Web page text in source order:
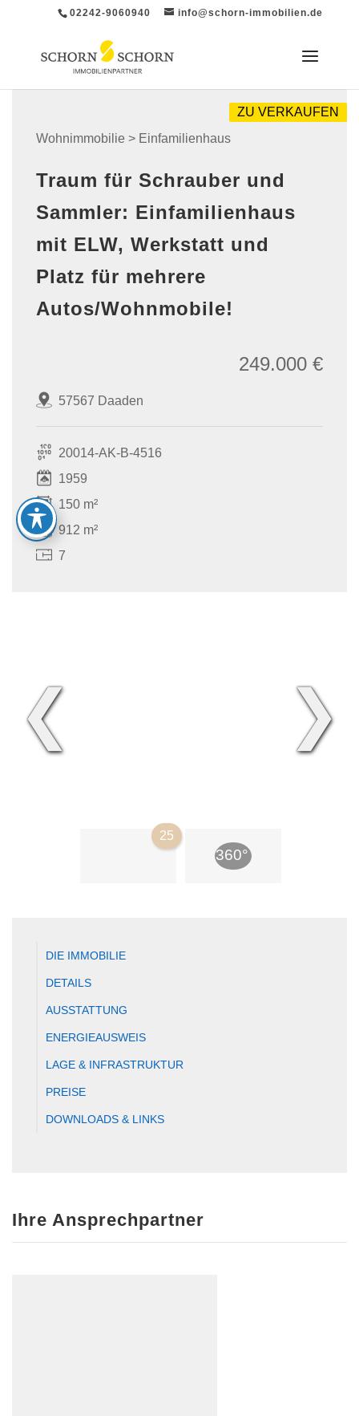
02242-9060940 info@schorn-immobilien.de
Wohnimmobilie > Einfamilienhaus
ZU VERKAUFEN
Traum für Schrauber und
Sammler: Einfamilienhaus
mit ELW, Werkstatt und
Platz für mehrere
Autos/Wohnmobile!
57567 Daaden
249.000 €
20014-AK-B-4516
1959
150 m²
912 m²
7
❮ ❯
25
DIE IMMOBILIE
DETAILS
AUSSTATTUNG
ENERGIEAUSWEIS
LAGE & INFRASTRUKTUR
PREISE
DOWNLOADS & LINKS
Ihre Ansprechpartner